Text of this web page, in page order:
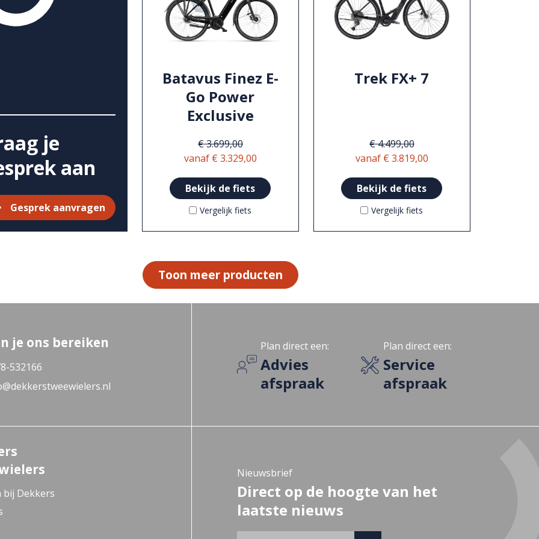
je
aan
Gesprek aanvragen
Batavus Finez E-
Go Power
Exclusive
€ 3.699,00
vanaf € 3.329,00
Bekijk de fiets
Vergelijk fiets
Trek FX+ 7
€ 4.499,00
vanaf € 3.819,00
Bekijk de fiets
Vergelijk fiets
Toon meer producten
je ons bereiken
532166
Plan direct een:
Advies
afspraak
Plan direct een:
Service
afspraak
bij Dekkers
Nieuwsbrief
Direct op de hoogte van het
laatste nieuws